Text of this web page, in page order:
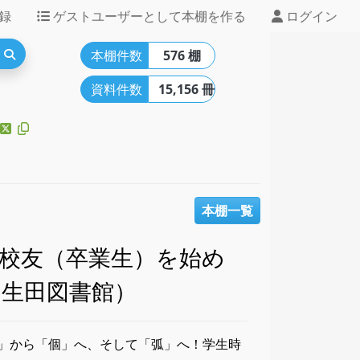
ゲストユーザーとして本棚を作る ログイン
本棚件数
576 棚
資料件数
15,156 冊
本棚一覧
友（卒業生）を始め
田図書館）
から「個」へ、そして「弧」へ！学生時